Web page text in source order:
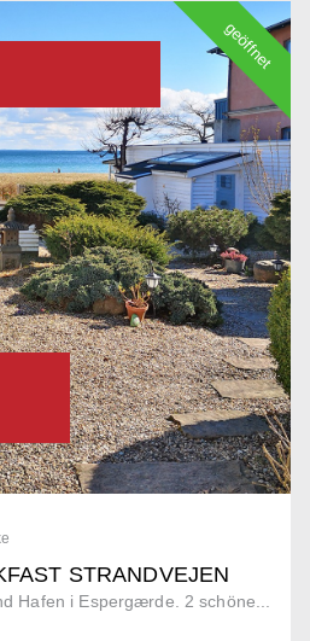
STRANDVEJEN
Hafen i Espergærde. 2 schöne...
geöffnet